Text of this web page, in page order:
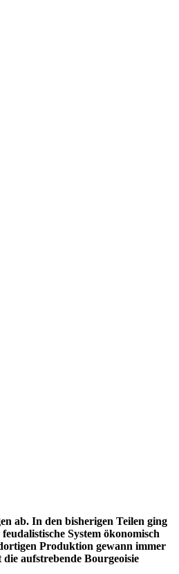
ab. In den bisherigen Teilen ging
System ökonomisch
Produktion gewann immer
aufstrebende Bourgeoisie